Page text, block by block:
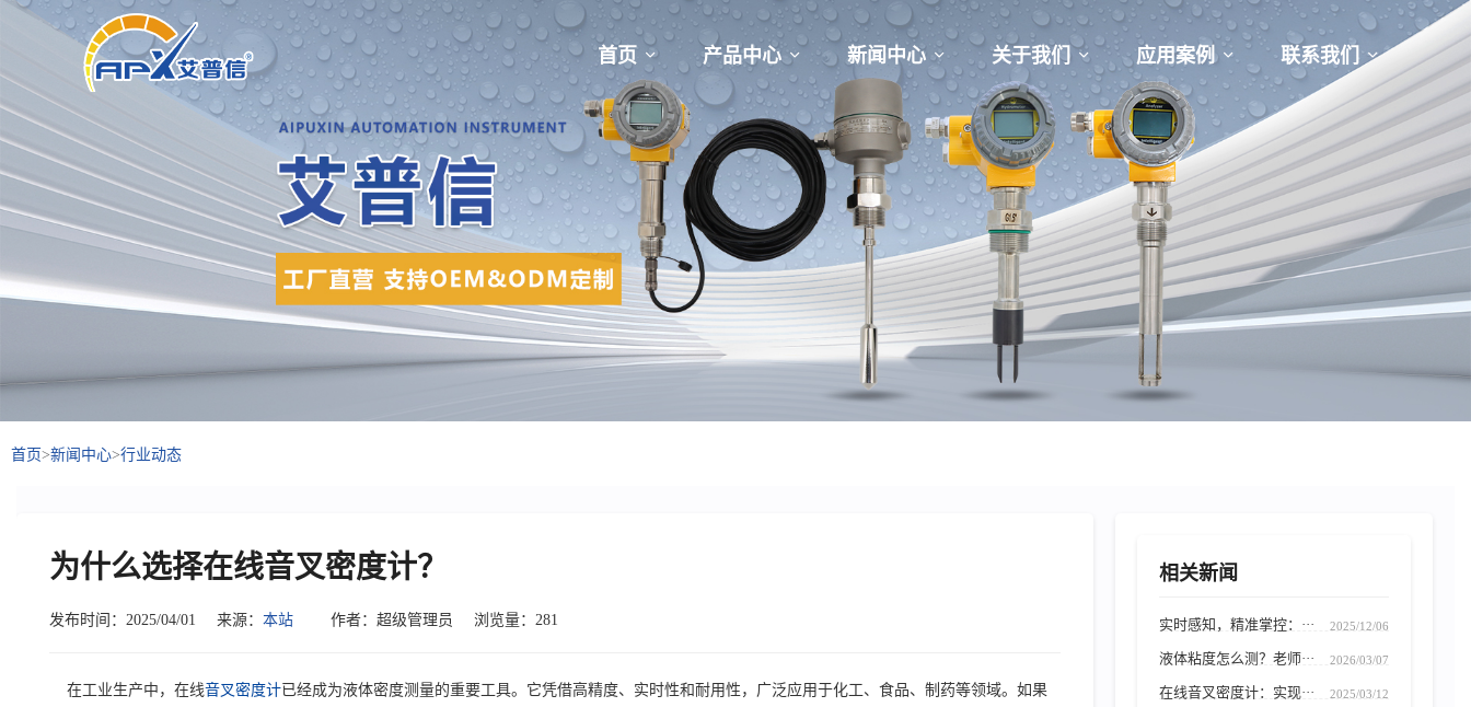
首页 产品中心 新闻中心 关于我们 应用案例 联系我们
首页>新闻中心>行业动态
为什么选择在线音叉密度计？
发布时间：2025/04/01 来源： 本站 作者：超级管理员 浏览量：281
在工业生产中，在线音叉密度计已经成为液体密度测量的重要工具。它凭借高精度、实时性和耐用性，广泛应用于化工、食品、制药等领域。如果
相关新闻
实时感知，精准掌控：··· 2025/12/06
液体粘度怎么测？老师··· 2026/03/07
在线音叉密度计：实现··· 2025/03/12